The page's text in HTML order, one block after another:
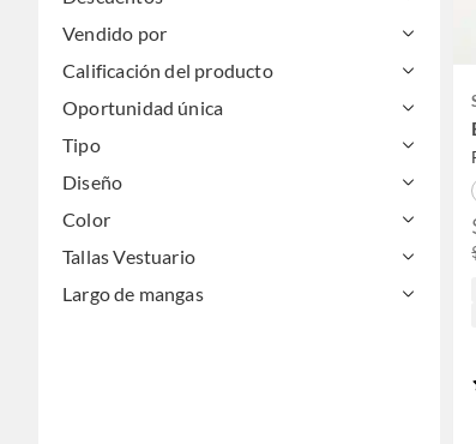
Vendido por
Calificación del producto
Oportunidad única
Tipo
Diseño
Color
Tallas Vestuario
Largo de mangas